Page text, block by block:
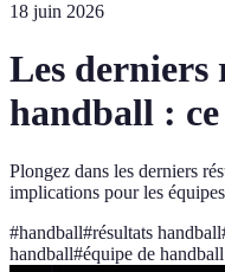
18 juin 2026
Les derniers
handball :
Plongez dans les derniers
implications pour les
#handball#résultats handball
handball#équipe de handball